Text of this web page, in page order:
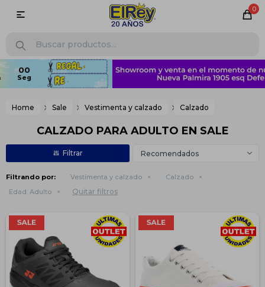
0

Home Sale Vestimenta y calzado Calzado
CALZADO PARA ADULTO EN SALE
Recomendados
Filtrando por: Vestimenta y calzado
Calzado
Edad: Adulto Quitar filtros